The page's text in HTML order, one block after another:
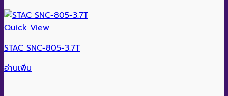
Quick View
STAC SNC-805-3.7T
อ่านเพิ่ม